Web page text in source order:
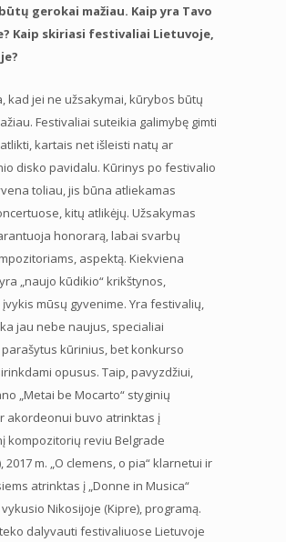
gerokai mažiau. Kaip yra Tavo
Kaip skiriasi festivaliai Lietuvoje,
kad jei ne užsakymai, kūrybos būtų
Festivaliai suteikia galimybę gimti
kartais net išleisti natų ar
disko pavidalu. Kūrinys po festivalio
toliau, jis būna atliekamas
kitų atlikėjų. Užsakymas
honorarą, labai svarbų
aspektą. Kiekviena
„naujo kūdikio“ krikštynos,
mūsų gyvenime. Yra festivalių,
jau nebe naujus, specialiai
kūrinius, bet konkurso
opusus. Taip, pavyzdžiui,
„Metai be Mocarto“ styginių
akordeonui buvo atrinktas į
kompozitorių reviu Belgrade
2017 m. „O clemens, o pia“ klarnetui ir
atrinktas į „Donne in Musica“
Nikosijoje (Kipre), programą.
dalyvauti festivaliuose Lietuvoje